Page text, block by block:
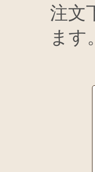
注文
ます。